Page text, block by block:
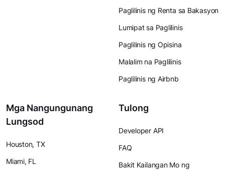
Paglilinis ng Renta sa Bakasyon
Lumipat sa Paglilinis
Paglilinis ng Opisina
Malalim na Paglilinis
Paglilinis ng Airbnb
Mga Nangungunang
Lungsod
Houston, TX
Miami, FL
Tulong
Developer API
FAQ
Bakit Kailangan Mo ng